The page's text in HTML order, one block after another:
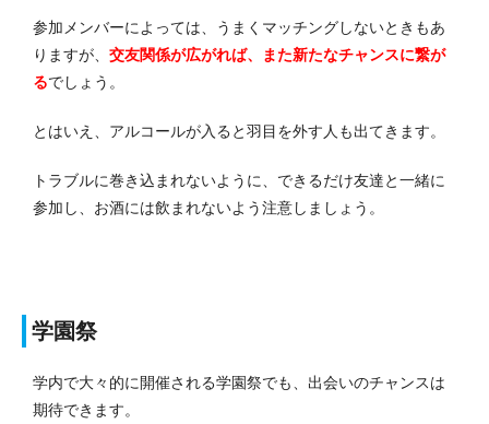
参加メンバーによっては、うまくマッチングしないときもあ
りますが、 交友関係が広がれば、また新たなチャンスに繋が
るでしょう。
とはいえ、アルコールが入ると羽目を外す人も出てきます。
トラブルに巻き込まれないように、できるだけ友達と一緒に
参加し、お酒には飲まれないよう注意しましょう。
学園祭
学内で大々的に開催される学園祭でも、出会いのチャンスは
期待できます。